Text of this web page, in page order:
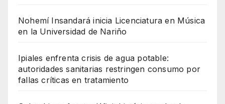
Nohemí Insandará inicia Licenciatura en Música
en la Universidad de Nariño
Ipiales enfrenta crisis de agua potable:
autoridades sanitarias restringen consumo por
fallas críticas en tratamiento